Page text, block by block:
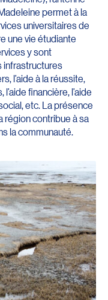
permet à la
universitaires de
une vie étudiante
y sont
infrastructures
l’aide à la réussite,
financière, l’aide
etc. La présence
région contribue à sa
la communauté.